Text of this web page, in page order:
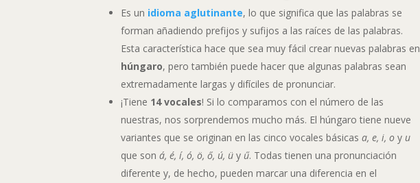
Es un idioma aglutinante, lo que significa que las palabras se
forman añadiendo prefijos y sufijos a las raíces de las palabras.
Esta característica hace que sea muy fácil crear nuevas palabras en
húngaro, pero también puede hacer que algunas palabras sean
extremadamente largas y difíciles de pronunciar.
¡Tiene 14 vocales! Si lo comparamos con el número de las
nuestras, nos sorprendemos mucho más. El húngaro tiene nueve
variantes que se originan en las cinco vocales básicasa, e, i, oyu
que soná, é, í, ó, ö, ő, ú, üyű. Todas tienen una pronunciación
diferente y, de hecho, pueden marcar una diferencia en el